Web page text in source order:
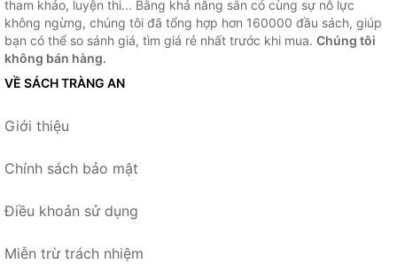
tham khảo, luyện thi... Bằng khả năng sẵn có cùng sự nỗ lực
không ngừng, chúng tôi đã tổng hợp hơn 160000 đầu sách, giúp
bạn có thể so sánh giá, tìm giá rẻ nhất trước khi mua. Chúng tôi
không bán hàng.
VỀ SÁCH TRÀNG AN
Giới thiệu
Chính sách bảo mật
Điều khoản sử dụng
Miễn trừ trách nhiệm